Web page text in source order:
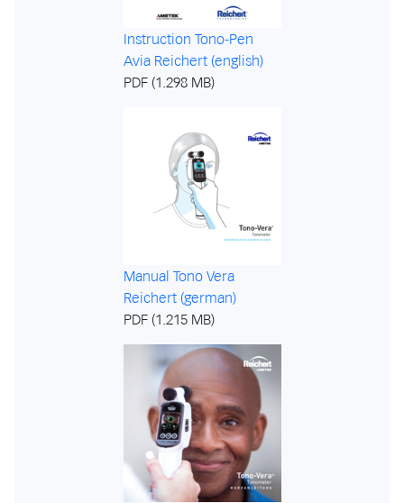
Instruction Tono-Pen
Avia Reichert (english)
PDF (1.298 MB)
Manual Tono Vera
Reichert (german)
PDF (1.215 MB)